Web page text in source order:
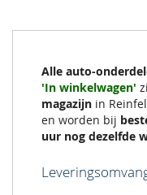
Alle auto-
'In winkelwagen'
magazijn in
en worden bij
uur nog dezelfde